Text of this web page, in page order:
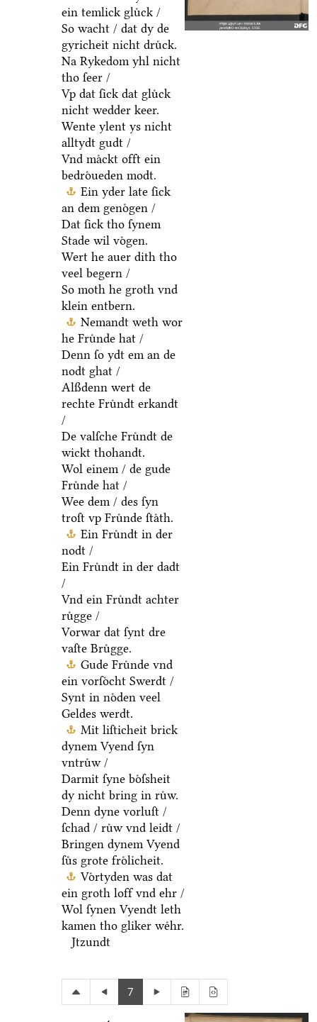
ein temlick gluͤck /
So wacht / dat dy de
gyricheit nicht druͤck.
Na Rykedom yhl nicht
tho ſeer /
Vp dat ſick dat gluͤck
nicht wedder keer.
Wente ylent ys nicht
alltydt gudt /
Vnd maͤckt offt ein
bedroͤueden modt.
Ein yder late ſick
an dem genoͤgen /
Dat ſick tho ſynem
Stade wil voͤgen.
Wert he auer dith tho
veel begern /
So moth he groth vnd
klein entbern.
Nemandt weth wor
he Fruͤnde hat /
Denn ſo ydt em an de
nodt ghat /
Alßdenn wert de
rechte Fruͤndt erkandt
/
De valſche Fruͤndt de
wickt thohandt.
Wol einem / de gude
Fruͤnde hat /
Wee dem / des ſyn
troſt vp Fruͤnde ſtaͤth.
Ein Fruͤndt in der
nodt /
Ein Fruͤndt in der dadt
/
Vnd ein Fruͤndt achter
ruͤgge /
Vorwar dat ſynt dre
vaſte Bruͤgge.
Gude Fruͤnde vnd
ein vorſoͤcht Swerdt /
Synt in noͤden veel
Geldes werdt.
Mit liſticheit brick
dynem Vyend ſyn
vntruͤw /
Darmit ſyne boͤſsheit
dy nicht bring in ruͤw.
Denn dyne vorluſt /
ſchad / ruͤw vnd leidt /
Bringen dynem Vyend
ſuͤs grote froͤlicheit.
Voͤrtyden was dat
ein groth loff vnd ehr /
Wol ſynen Vyendt leth
kamen tho gliker weͤhr.
Jtzundt
7